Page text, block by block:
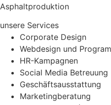
Asphaltproduktion
unsere Services
Corporate Design
Webdesign und
HR-Kampagnen
Social Media Betreuung
Geschäftsausstattung
Marketingberatung